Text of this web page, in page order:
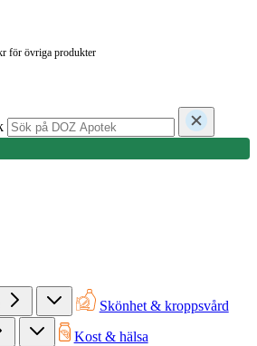
för övriga produkter
Skönhet & kroppsvård
Kost & hälsa